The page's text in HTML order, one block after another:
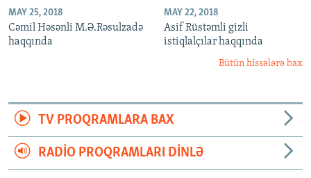
MAY 25, 2018
Cəmil Həsənli M.Ə.Rəsulzadə
haqqında
MAY 22, 2018
Asif Rüstəmli gizli
istiqlalçılar haqqında
Bütün hissələrə bax
TV PROQRAMLARA BAX
RADIO PROQRAMLARI DINLƏ